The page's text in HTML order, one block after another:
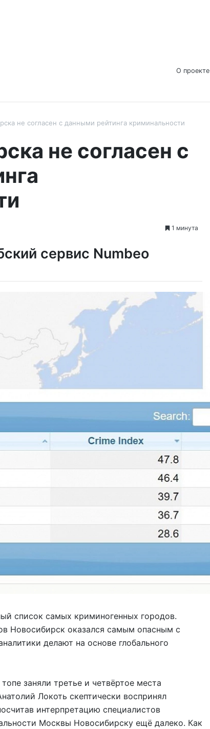
О проекте
не согласен с данными рейтинга криминальности
не согласен с
1 минута
сервис Numbeo
список самых криминогенных городов.
Новосибирск оказался самым опасным с
делают на основе глобального
заняли третье и четвёртое места
Локоть скептически воспринял
интерпретацию специалистов
Москвы Новосибирску ещё далеко. Как